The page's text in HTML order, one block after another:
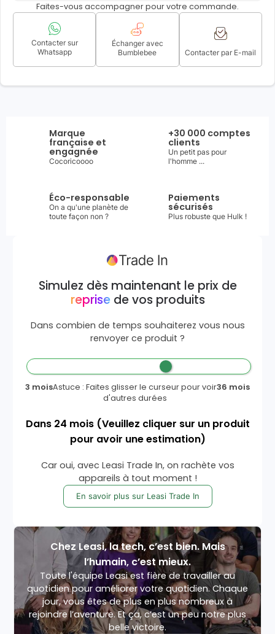
Faites-vous accompagner pour votre commande.
Contacter sur
Whatsapp
Échanger avec
Bumblebee
Contacter par E-mail
Marque
française et
engagnée
Cocoricoooo
+30 000 comptes
clients
Un petit pas pour
l'homme ...
Éco-responsable
On a qu'une planète de
toute façon non ?
Paiements
sécurisés
Plus robuste que Hulk !
Simulez dès maintenant le prix de
reprisede vos produits
Dans combien de temps souhaiterez vous nous
renvoyer ce produit ?
3 moisAstuce : Faites glisser le curseur pour voir
d'autres durées
36 mois
Dans 24 mois (Veuillez cliquer sur un produit
pour avoir une estimation)
Car oui, avec Leasi Trade In, on rachète vos
appareils à tout moment !
En savoir plus sur Leasi Trade In
Chez Leasi, la tech, c’est bien. Mais
l’humain, c’est mieux.
Toute l'équipe Leasi est fière de travailler au
quotidien pour améliorer votre quotidien. Chaque
jour, vous êtes de plus en plus nombreux à
rejoindre l’aventure. Et ça, c’est un peu notre plus
belle victoire.